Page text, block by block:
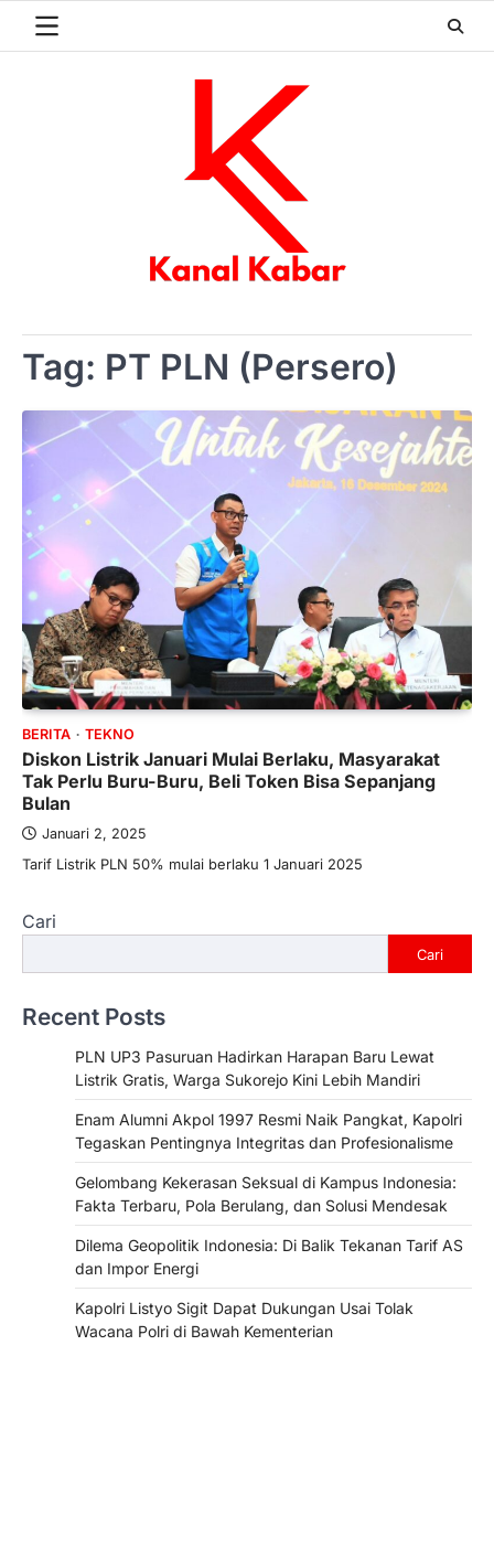
Tag: PT PLN (Persero)
BERITA TEKNO
Diskon Listrik Januari Mulai Berlaku, Masyarakat
Tak Perlu Buru-Buru, Beli Token Bisa Sepanjang
Bulan
Januari 2, 2025
Tarif Listrik PLN 50% mulai berlaku 1 Januari 2025
Cari
Cari
Recent Posts
PLN UP3 Pasuruan Hadirkan Harapan Baru Lewat
Listrik Gratis, Warga Sukorejo Kini Lebih Mandiri
Enam Alumni Akpol 1997 Resmi Naik Pangkat, Kapolri
Tegaskan Pentingnya Integritas dan Profesionalisme
Gelombang Kekerasan Seksual di Kampus Indonesia:
Fakta Terbaru, Pola Berulang, dan Solusi Mendesak
Dilema Geopolitik Indonesia: Di Balik Tekanan Tarif AS
dan Impor Energi
Kapolri Listyo Sigit Dapat Dukungan Usai Tolak
Wacana Polri di Bawah Kementerian